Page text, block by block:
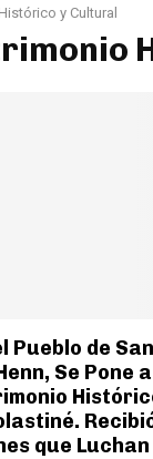
y Cultural
Pueblo de
Se Pone a
que